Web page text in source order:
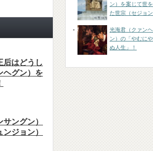
后はどうし
ヘグン）を
ングン）
ジョン）
ン）を案じて世
た世宗（セジョン
光海君（クァン
ン）の「やむに
ぬ人生」！